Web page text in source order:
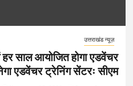
उत्तराखंड न्यूज़
हर साल आयोजित होगा एडवेंचर
एडवेंचर ट्रेनिंग सेंटरः सीएम